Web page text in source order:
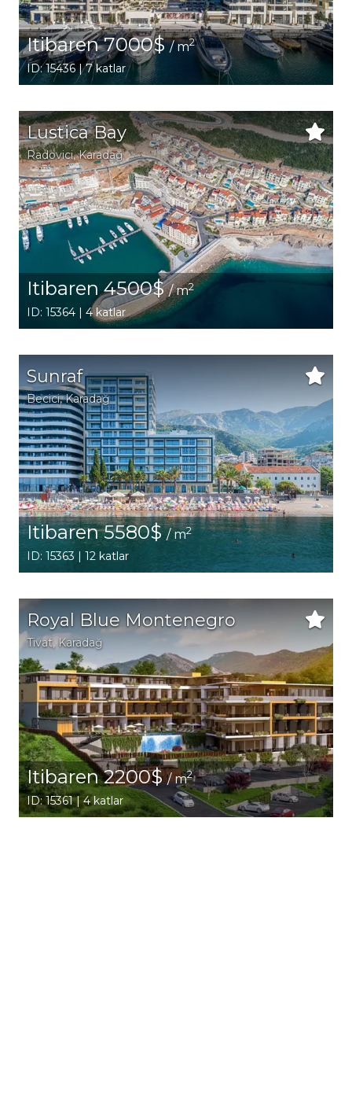
Itibaren 7000$/ m2
ID: 15436 | 7 katlar
Lustica Bay
Radovici, Karadağ
Itibaren 4500$/ m2
ID: 15364 | 4 katlar
Sunraf
Becici, Karadağ
Itibaren 5580$/ m2
ID: 15363 | 12 katlar
Royal Blue Montenegro
Tivat, Karadağ
Itibaren 2200$/ m2
ID: 15361 | 4 katlar